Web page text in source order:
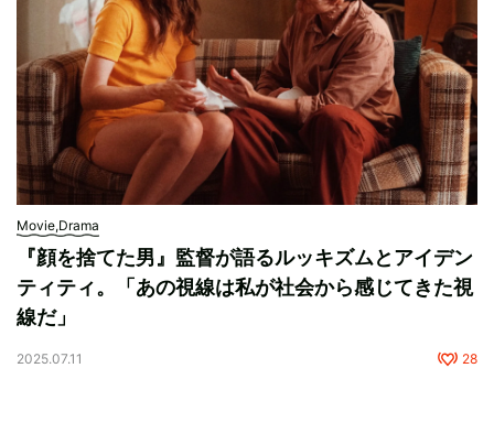
Movie,Drama
『顔を捨てた男』監督が語るルッキズムとアイデン
ティティ。「あの視線は私が社会から感じてきた視
線だ」
2025.07.11 28